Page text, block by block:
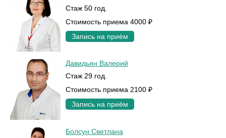
Стаж 50 год.
Стоимость приема 4000 ₽
Запись на приём
Давидьян Валерий
Стаж 29 год.
Стоимость приема 2100 ₽
Запись на приём
Болсун Светлана